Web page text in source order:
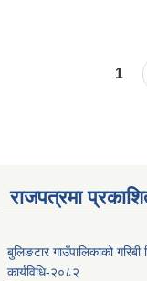
1
राजपत्रमा
बुलिङटार गाउँपालिकाको
कार्यविधि-२०८२